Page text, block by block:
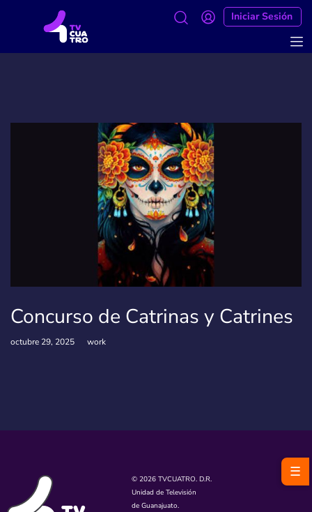
Iniciar Sesión
Concurso de Catrinas y Catrines
octubre 29, 2025 work
© 2026 TVCUATRO. D.R.
Unidad de Televisión
de Guanajuato.
☰